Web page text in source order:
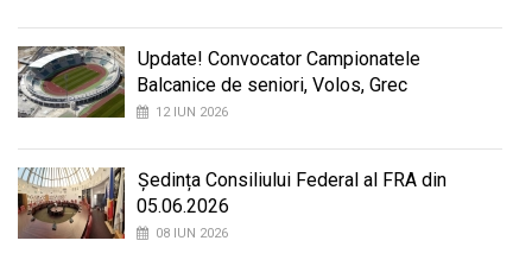
Update! Convocator Campionatele
Balcanice de seniori, Volos, Grec
12 IUN 2026
Ședința Consiliului Federal al FRA din
05.06.2026
08 IUN 2026